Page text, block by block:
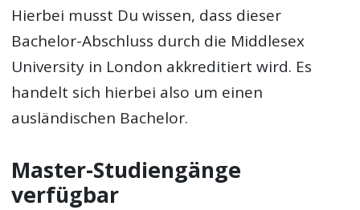
Hierbei musst Du wissen, dass dieser
Bachelor-Abschluss durch die Middlesex
University in London akkreditiert wird. Es
handelt sich hierbei also um einen
ausländischen Bachelor.
Master-Studiengänge
verfügbar